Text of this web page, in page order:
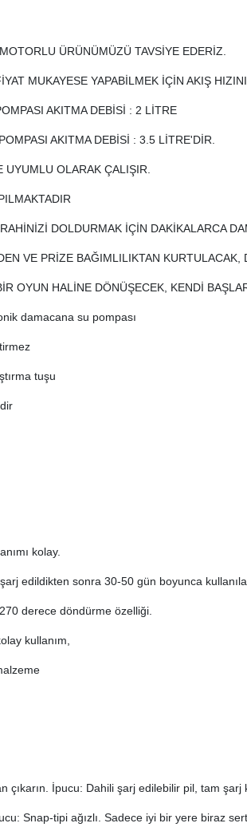
ÜRÜNÜMÜZÜ TAVSİYE EDERİZ.
MUKAYESE YAPABİLMEK İÇİN AKIŞ
AKITMA DEBİSİ : 2 LİTRE
AKITMA DEBİSİ : 3.5 LİTRE'DİR.
OLARAK ÇALIŞIR.
DOLDURMAK İÇİN DAKİKALARCA
VE PRİZE BAĞIMLILIKTAN
OYUN HALİNE DÖNÜŞECEK, KENDİ
damacana su pompası
tuşu
kolay.
edildikten sonra 30-50 gün boyunca
derece döndürme özelliği.
kullanım,
çıkarın. İpucu: Dahili şarj edilebilir pil, tam
Snap-tipi ağızlı. Sadece iyi bir yere biraz